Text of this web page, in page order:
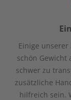
Einige
schön Gewicht
schwer zu
zusätzliche
hilfreich sein.